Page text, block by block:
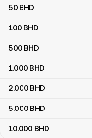
50 BHD
100 BHD
500 BHD
1.000 BHD
2.000 BHD
5.000 BHD
10.000 BHD